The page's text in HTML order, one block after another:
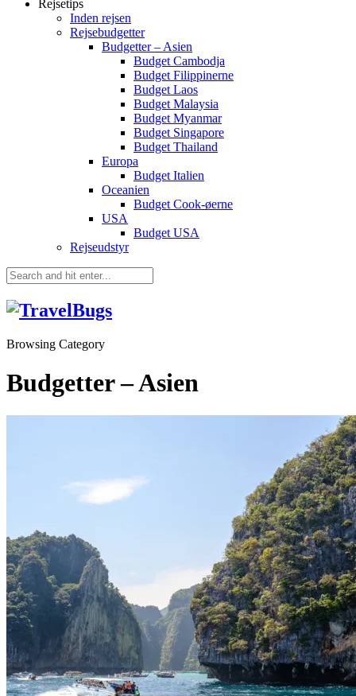
Rejsetips
Inden rejsen
Rejsebudgetter
Budgetter – Asien
Budget Cambodja
Budget Filippinerne
Budget Laos
Budget Malaysia
Budget Myanmar
Budget Singapore
Budget Thailand
Europa
Budget Italien
Oceanien
Budget Cook-øerne
USA
Budget USA
Rejseudstyr
Browsing Category
Budgetter – Asien